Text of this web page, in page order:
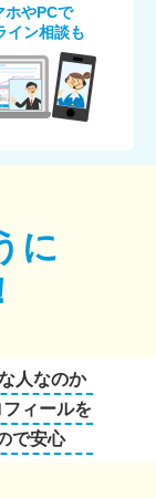
ホやPCで
イン相談も
に
人なのか
ィールを
で安心